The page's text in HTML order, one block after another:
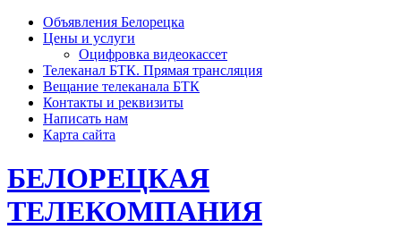
Объявления Белорецка
Цены и услуги
Оцифровка видеокассет
Телеканал БТК. Прямая трансляция
Вещание телеканала БТК
Контакты и реквизиты
Написать нам
Карта сайта
БЕЛОРЕЦКАЯ
ТЕЛЕКОМПАНИЯ